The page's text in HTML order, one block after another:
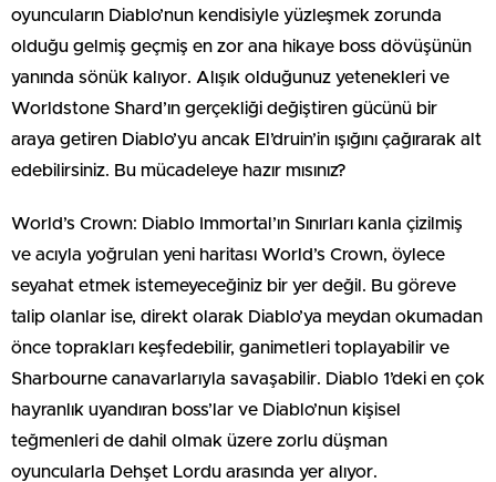
oyuncuların Diablo’nun kendisiyle yüzleşmek zorunda
olduğu gelmiş geçmiş en zor ana hikaye boss dövüşünün
yanında sönük kalıyor. Alışık olduğunuz yetenekleri ve
Worldstone Shard’ın gerçekliği değiştiren gücünü bir
araya getiren Diablo’yu ancak El’druin’in ışığını çağırarak alt
edebilirsiniz. Bu mücadeleye hazır mısınız?
World’s Crown: Diablo Immortal’ın Sınırları kanla çizilmiş
ve acıyla yoğrulan yeni haritası World’s Crown, öylece
seyahat etmek istemeyeceğiniz bir yer değil. Bu göreve
talip olanlar ise, direkt olarak Diablo’ya meydan okumadan
önce toprakları keşfedebilir, ganimetleri toplayabilir ve
Sharbourne canavarlarıyla savaşabilir. Diablo 1’deki en çok
hayranlık uyandıran boss’lar ve Diablo’nun kişisel
teğmenleri de dahil olmak üzere zorlu düşman
oyuncularla Dehşet Lordu arasında yer alıyor.